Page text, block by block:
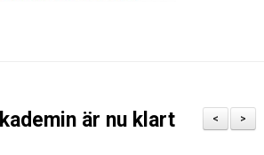
>
<
är nu klart